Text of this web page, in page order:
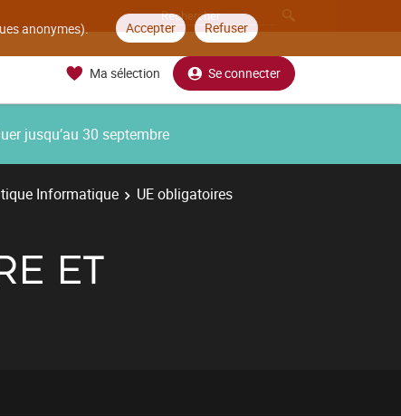
anonymes). Accepter Refuser
Ma sélection Se connecter
jusqu’au 30 septembre
Informatique
UE obligatoires
ET